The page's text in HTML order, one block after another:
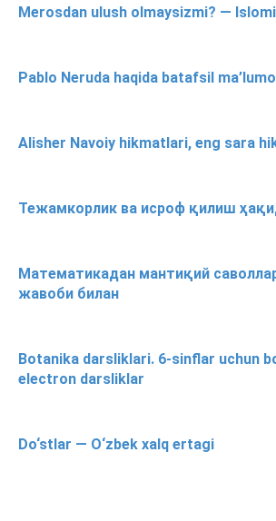
Merosdan ulush olmaysizmi? —
Pablo Neruda haqida batafsil
Alisher Navoiy hikmatlari, eng sara
Тежамкорлик ва исроф қилиш
Математикадан мантиқий
жавоби билан
Botanika darsliklari. 6-sinflar uchun
electron darsliklar
Do‘stlar — O‘zbek xalq ertagi